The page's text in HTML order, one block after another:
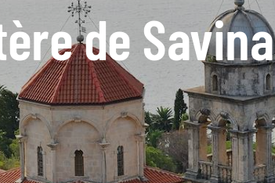
de Savina